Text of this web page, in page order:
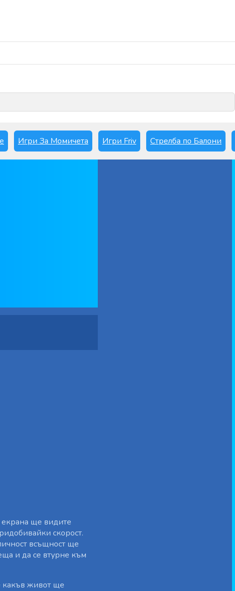
Игри За Момичета Игри Friv Стрелба по Балони
екрана ще видите
скорост.
всъщност ще
и да се втурне към
какъв живот ще